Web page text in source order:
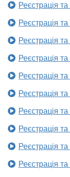
Реєстрація
Реєстрація
Реєстрація
Реєстрація
Реєстрація
Реєстрація
Реєстрація
Реєстрація
Реєстрація
Реєстрація